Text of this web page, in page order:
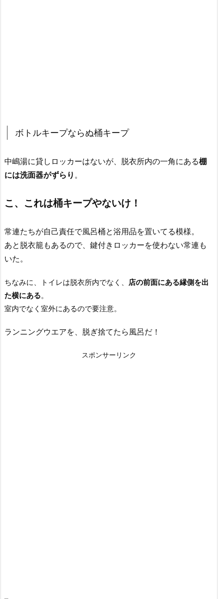
ボトルキープならぬ桶キープ
中嶋湯に貸しロッカーはないが、脱衣所内の一角にある棚
には洗面器がずらり 。
こ、これは桶キープやないけ！
常連たちが自己責任で風呂桶と浴用品を置いてる模様。
あと脱衣籠もあるので、鍵付きロッカーを使わない常連も
いた。
ちなみに、トイレは脱衣所内でなく、
店の前面にある縁側を出
た横にある。
室内でなく室外にあるので要注意。
ランニングウエアを、脱ぎ捨てたら風呂だ！
スポンサーリンク